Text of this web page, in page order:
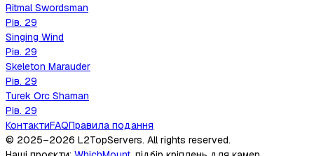
Ritmal Swordsman
Рів. 29
Singing Wind
Рів. 29
Skeleton Marauder
Рів. 29
Turek Orc Shaman
Рів. 29
КонтактиFAQПравила подання
© 2025–2026 L2TopServers. All rights reserved.